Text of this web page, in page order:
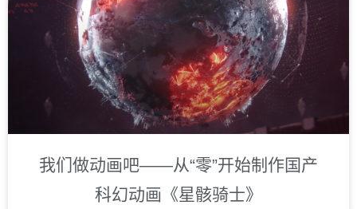
我们做动画吧——从“零”开始制作国产
科幻动画《星骸骑士》